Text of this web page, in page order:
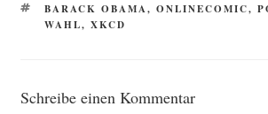
SCHLAGWÖRTER
BARACK OBAMA, ONLINECOMIC,
WAHL, XKCD
Schreibe einen Kommentar